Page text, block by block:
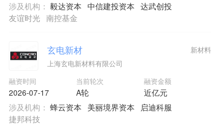
涉及机构： 毅达资本 中信建投资本 达武创投
友谊时光 南控基金
玄电新材
上海玄电新材料有限公司
融资时间
2026-07-17
当前轮次
A轮
融资金额
近亿元
新材料
涉及机构： 蜂云资本 美丽境界资本
启迪科服
捷邦科技